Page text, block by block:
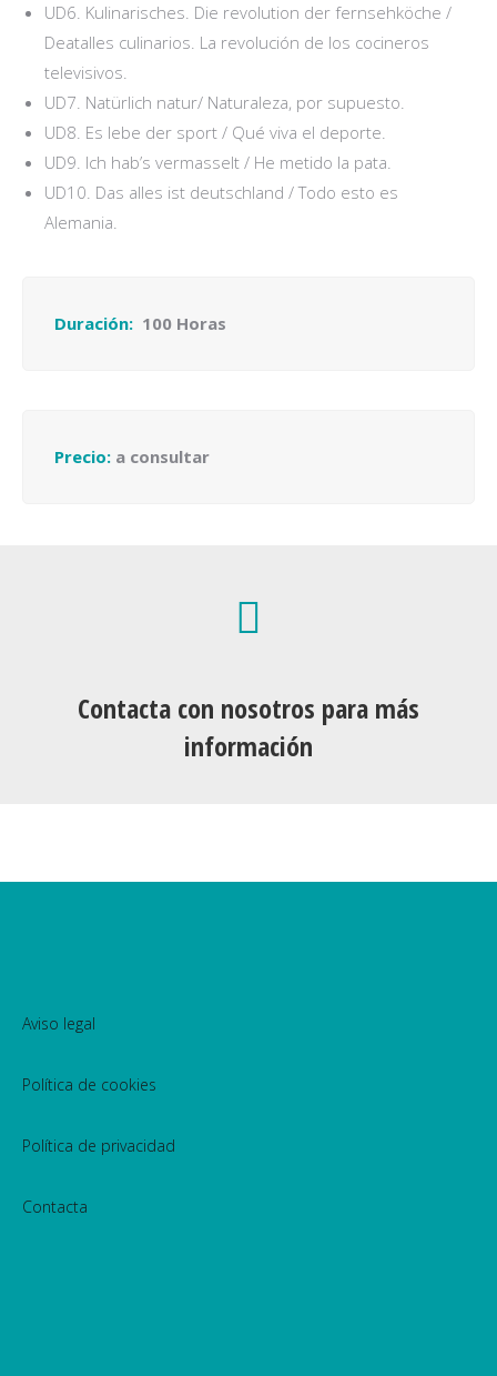
UD6. Kulinarisches. Die revolution der fernsehköche /
Deatalles culinarios. La revolución de los cocineros
televisivos.
UD7. Natürlich natur/ Naturaleza, por supuesto.
UD8. Es lebe der sport / Qué viva el deporte.
UD9. Ich hab’s vermasselt / He metido la pata.
UD10. Das alles ist deutschland / Todo esto es
Alemania.
Duración: 100 Horas
Precio: a consultar
Contacta con nosotros para más
información
Aviso legal
Política de cookies
Política de privacidad
Contacta